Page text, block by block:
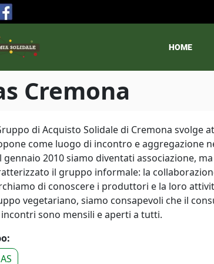
Main
HOME
Cremona
di Acquisto Solidale di Cremona svolge
come luogo di incontro e aggregazione
gennaio 2010 siamo diventati associazione,
il gruppo informale: la
di conoscere i produttori e la loro
vegetariano, siamo consapevoli che il
incontri sono mensili e aperti a tutti.